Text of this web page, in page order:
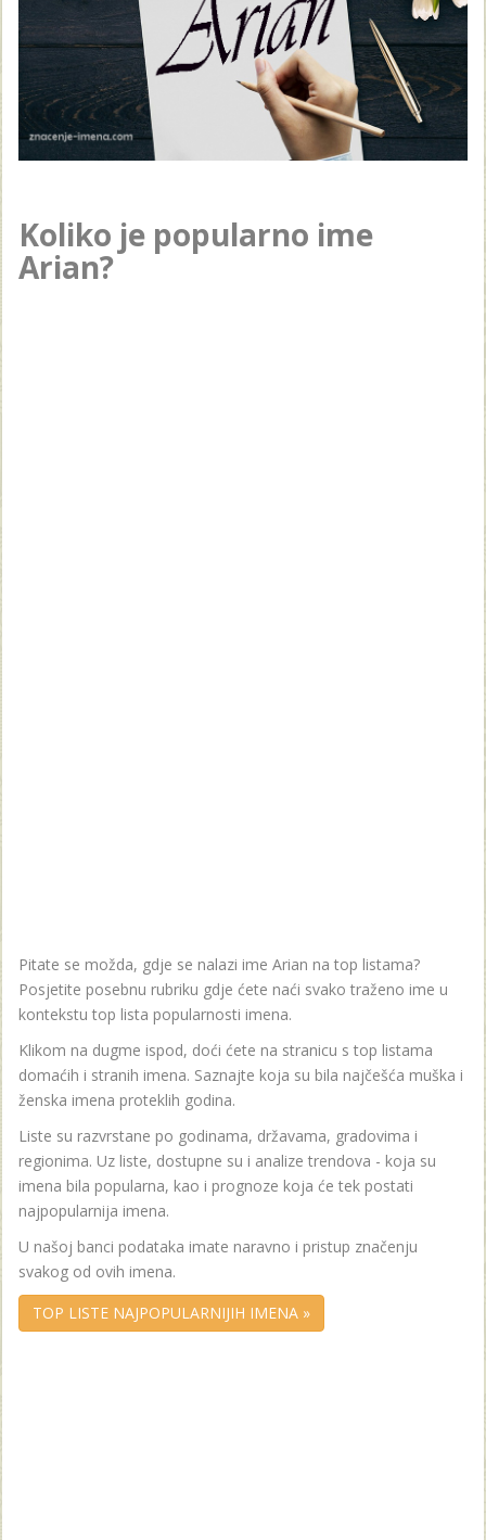
Koliko je popularno ime
Arian?
Pitate se možda, gdje se nalazi ime Arian na top listama?
Posjetite posebnu rubriku gdje ćete naći svako traženo ime u
kontekstu top lista popularnosti imena.
Klikom na dugme ispod, doći ćete na stranicu s top listama
domaćih i stranih imena. Saznajte koja su bila najčešća muška i
ženska imena proteklih godina.
Liste su razvrstane po godinama, državama, gradovima i
regionima. Uz liste, dostupne su i analize trendova - koja su
imena bila popularna, kao i prognoze koja će tek postati
najpopularnija imena.
U našoj banci podataka imate naravno i pristup značenju
svakog od ovih imena.
TOP LISTE NAJPOPULARNIJIH IMENA »